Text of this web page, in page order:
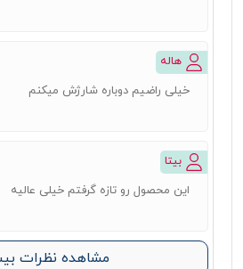
هاله
خیلی راضیم دوباره شارژش میکنم
بیتا
این محصول رو تازه گرفتم خیلی عالیه
مشاهده نظرات